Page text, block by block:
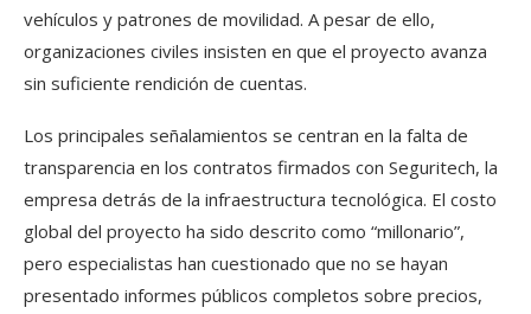
vehículos y patrones de movilidad. A pesar de ello,
organizaciones civiles insisten en que el proyecto avanza
sin suficiente rendición de cuentas.
Los principales señalamientos se centran en la falta de
transparencia en los contratos firmados con Seguritech, la
empresa detrás de la infraestructura tecnológica. El costo
global del proyecto ha sido descrito como “millonario”,
pero especialistas han cuestionado que no se hayan
presentado informes públicos completos sobre precios,